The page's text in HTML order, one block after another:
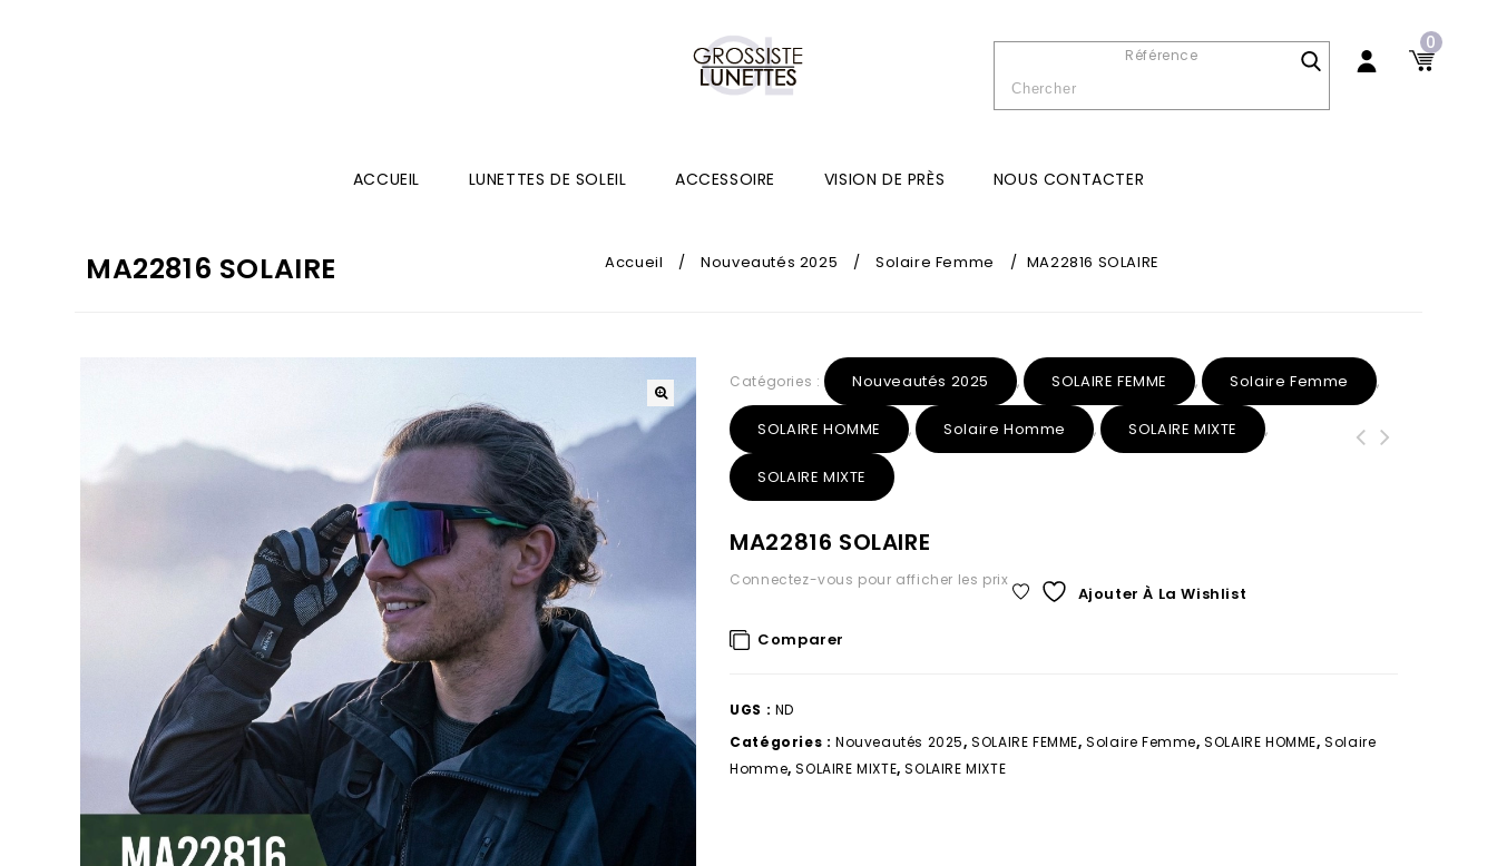
0
Référence
ACCUEIL LUNETTES DE SOLEIL ACCESSOIRE VISION DE PRÈS NOUS CONTACTER
MA22816 SOLAIRE Accueil / Nouveautés 2025 / Solaire Femme / MA22816 SOLAIRE
Catégories : Nouveautés 2025 , SOLAIRE FEMME , Solaire Femme ,
SOLAIRE HOMME , Solaire Homme , SOLAIRE MIXTE ,
SOLAIRE MIXTE
MA22816 SOLAIRE
Connectez-vous pour afficher les prix
Ajouter À La Wishlist
Comparer
UGS : ND
Catégories : Nouveautés 2025,SOLAIRE FEMME,Solaire Femme,SOLAIRE HOMME,Solaire
Homme,SOLAIRE MIXTE,SOLAIRE MIXTE